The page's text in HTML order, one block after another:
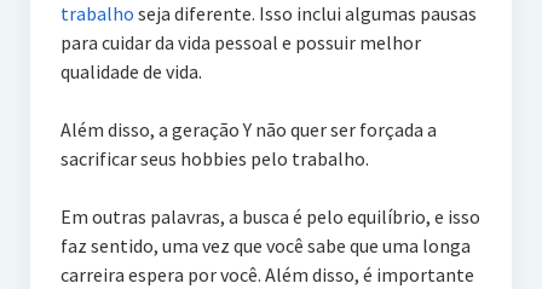
trabalho seja diferente. Isso inclui algumas pausas
para cuidar da vida pessoal e possuir melhor
qualidade de vida.
Além disso, a geração Y não quer ser forçada a
sacrificar seus hobbies pelo trabalho.
Em outras palavras, a busca é pelo equilíbrio, e isso
faz sentido, uma vez que você sabe que uma longa
carreira espera por você. Além disso, é importante